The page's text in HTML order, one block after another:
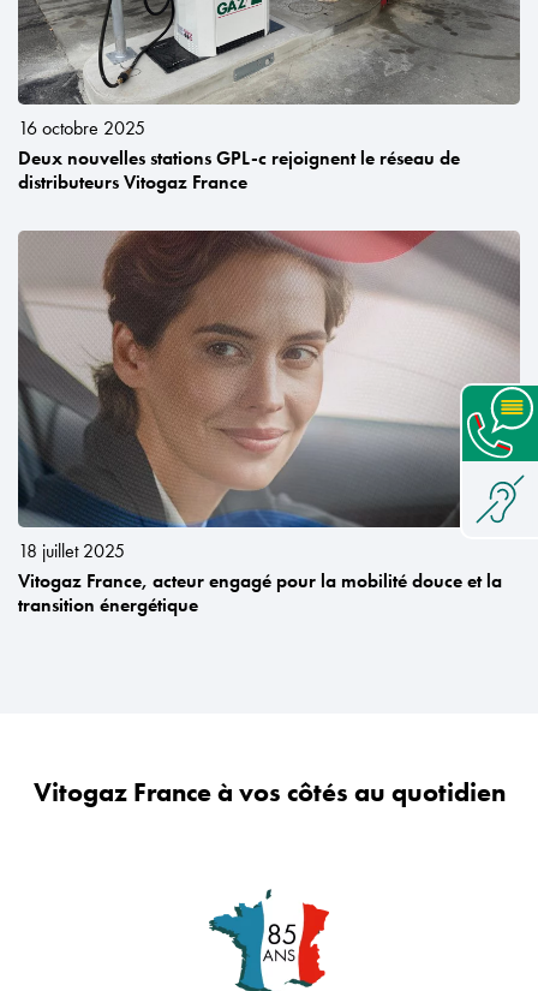
16 octobre 2025
Deux nouvelles stations GPL-c rejoignent le réseau de
distributeurs Vitogaz France
18 juillet 2025
Vitogaz France, acteur engagé pour la mobilité douce et la
transition énergétique
Vitogaz France à vos côtés au quotidien